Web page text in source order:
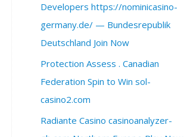
Developers https://nominicasino-
germany.de/ — Bundesrepublik
Deutschland Join Now
Protection Assess . Canadian
Federation Spin to Win sol-
casino2.com
Radiante Casino casinoanalyzer-